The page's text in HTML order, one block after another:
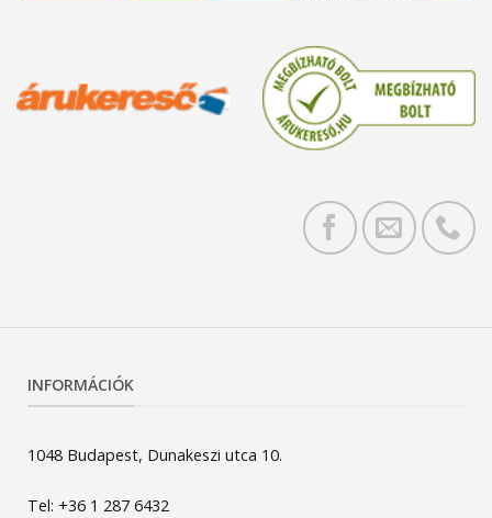
INFORMÁCIÓK
1048 Budapest, Dunakeszi utca 10.
Tel: +36 1 287 6432